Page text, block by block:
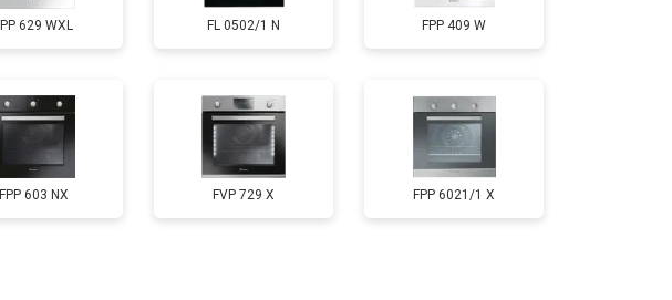
629 WXL FL 0502/1 N FPP 409 W
FPP 603 NX FVP 729 X FPP 6021/1 X